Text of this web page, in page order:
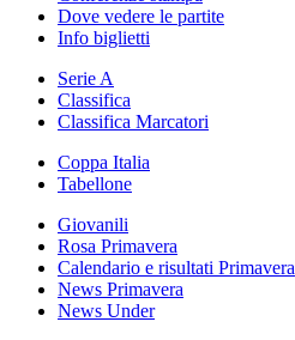
Dove vedere le partite
Info biglietti
Serie A
Classifica
Classifica Marcatori
Coppa Italia
Tabellone
Giovanili
Rosa Primavera
Calendario e risultati Primavera
News Primavera
News Under